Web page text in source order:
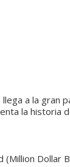
a la gran
la historia
(Million Dollar